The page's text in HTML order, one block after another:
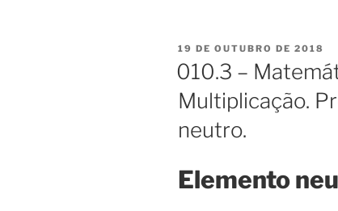
PUBLICADO
EM
19 DE OUTUBRO DE 2018
010.3 –
Multiplicação.
neutro.
Elemento